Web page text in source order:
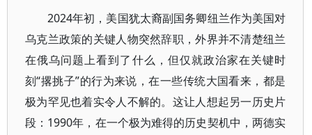
2024年初，美国犹太裔副国务卿纽兰作为美国对
乌克兰政策的关键人物突然辞职，外界并不清楚纽兰
在俄乌问题上看到了什么，但仅就政治家在关键时
刻“撂挑子”的行为来说，在一些传统大国看来，都是
极为罕见也着实令人不解的。这让人想起另一历史片
段：1990年，在一个极为难得的历史契机中，两德实